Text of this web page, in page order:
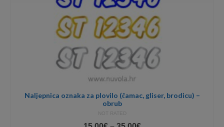
Naljepnica oznaka za plovilo (čamac, gliser, brodicu) –
obrub
NOT RATED